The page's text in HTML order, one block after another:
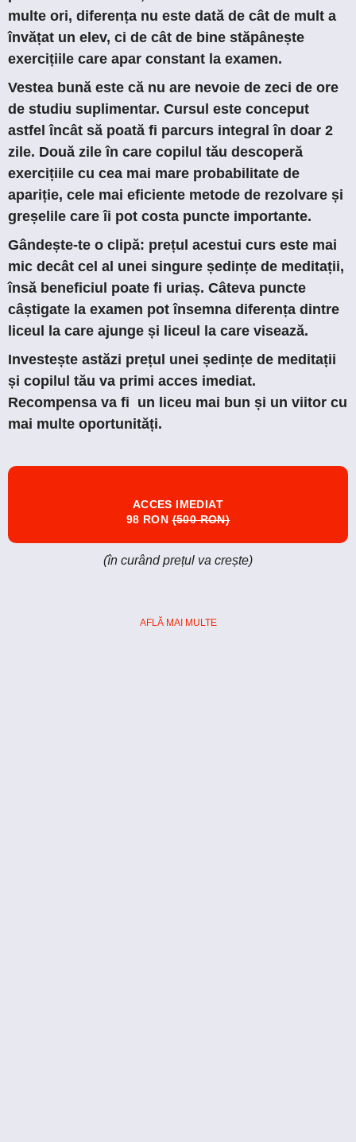
multe ori, diferența nu este dată de cât de mult a
învățat un elev, ci de cât de bine stăpânește
exercițiile care apar constant la examen.
Vestea bună este că nu are nevoie de zeci de ore
de studiu suplimentar. Cursul este conceput
astfel încât să poată fi parcurs integral în doar 2
zile. Două zile în care copilul tău descoperă
exercițiile cu cea mai mare probabilitate de
apariție, cele mai eficiente metode de rezolvare și
greșelile care îi pot costa puncte importante.
Gândește-te o clipă: prețul acestui curs este mai
mic decât cel al unei singure ședințe de meditații,
însă beneficiul poate fi uriaș. Câteva puncte
câștigate la examen pot însemna diferența dintre
liceul la care ajunge și liceul la care visează.
Investește astăzi prețul unei ședințe de meditații
și copilul tău va primi acces imediat.
Recompensa va fi un liceu mai bun și un viitor cu
mai multe oportunități.
ACCES IMEDIAT
98 RON(500 RON)
(în curând prețul va crește)
AFLĂ MAI MULTE